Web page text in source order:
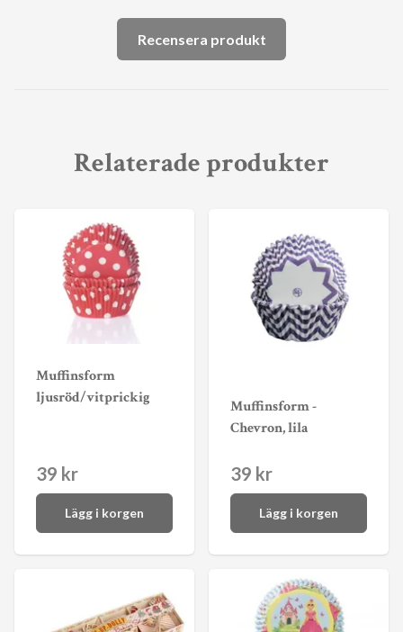
Recensera produkt
Relaterade produkter
Muffinsform
ljusröd/vitprickig
39 kr
Lägg i korgen
Muffinsform -
Chevron, lila
39 kr
Lägg i korgen